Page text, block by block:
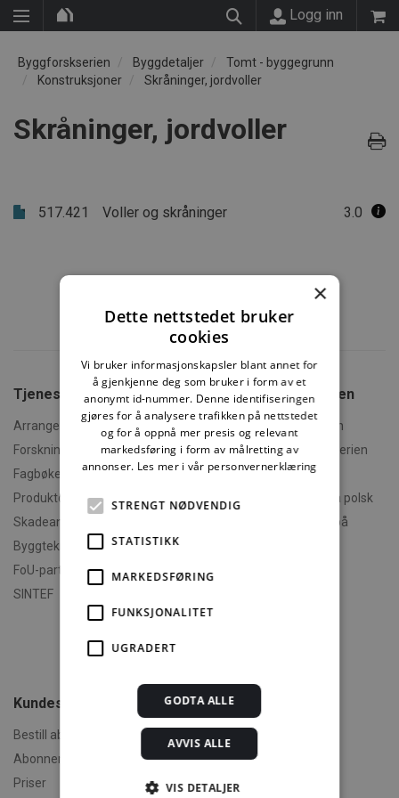
Logg inn
Byggforskserien Byggdetaljer
Tomt - byggegrunn
Konstruksjoner
Skråninger, jordvoller
Skråninger, jordvoller
517.421 Voller og skråninger 3.0
Tjenester fra SINTEF
Arrangementer og kurs
Forskningsrapporter
Fagbøker og nettkurs
Produktdokumentasjon
Skadeanalyse
Byggteknisk spesialrådgivning
FoU-partner
SINTEF
Om Byggforskserien
Hva er Byggforskserien
Finn fram i Byggforskserien
Om Min side
Polski - informasjon på polsk
English - informasjon på
Klikk og finn
Kundeservice
Bestill abonnement
Abonnementsvilkår
Priser
×
Dette nettstedet bruker
cookies
Vi bruker informasjonskapsler blant annet for
å gjenkjenne deg som bruker i form av et
anonymt id-nummer. Denne identifiseringen
gjøres for å analysere trafikken på nettstedet
og for å oppnå mer presis og relevant
markedsføring i form av målretting av
annonser. Les mer i vår personvernerklæring
STRENGT NØDVENDIG
STATISTIKK
MARKEDSFØRING
FUNKSJONALITET
UGRADERT
GODTA ALLE
AVVIS ALLE
VIS DETALJER